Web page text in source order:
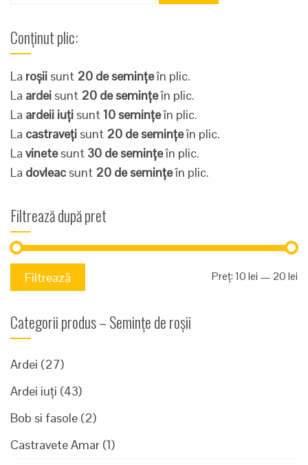
Conținut plic:
La roșii sunt 20 de semințeîn plic.
La ardei sunt 20 de semințeîn plic.
La ardeii iuți sunt10 semințeîn plic.
La castraveți sunt 20 de semințeîn plic.
La vinetesunt 30 de semințeîn plic.
La dovleac sunt 20 de semințeîn plic.
Filtrează după pret
Filtrează Preț:10 lei — 20 lei
Categorii produs – Semințe de roșii
Ardei (27)
Ardei iuți (43)
Bob si fasole (2)
Castravete Amar (1)